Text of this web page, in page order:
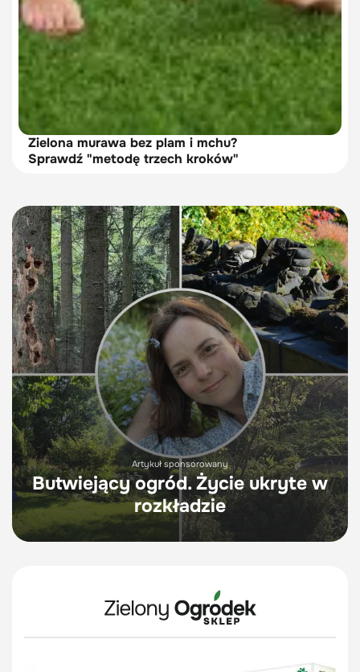
Zielona murawa bez plam i mchu?
Sprawdź "metodę trzech kroków"
Artykuł sponsorowany
Butwiejący ogród. Życie ukryte w
rozkładzie